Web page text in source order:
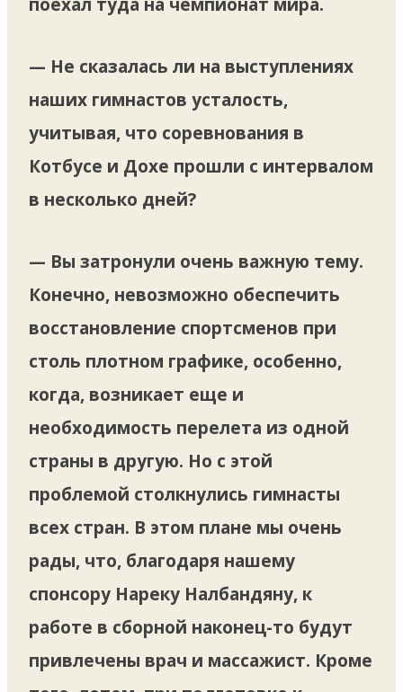
— Не сказалась ли на выступлениях
наших гимнастов усталость,
учитывая, что соревнования в
Котбусе и Дохе прошли с интервалом
в несколько дней?
— Вы затронули очень важную тему.
Конечно, невозможно обеспечить
восстановление спортсменов при
столь плотном графике, особенно,
когда, возникает еще и
необходимость перелета из одной
страны в другую. Но с этой
проблемой столкнулись гимнасты
всех стран. В этом плане мы очень
рады, что, благодаря нашему
спонсору Нареку Налбандяну, к
работе в сборной наконец-то будут
привлечены врач и массажист. Кроме